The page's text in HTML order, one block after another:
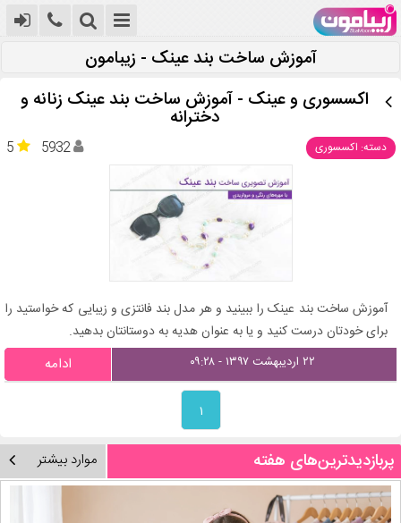
آموزش ساخت بند عینک - زیبامون
اکسسوری و عینک - آموزش ساخت بند عینک زنانه و
دخترانه
دسته: اکسسوری 5 5932
آموزش ساخت بند عینک را ببینید و هر مدل بند فانتزی و زیبایی که خواستید را
برای خودتان درست کنید و یا به عنوان هدیه به دوستانتان بدهید.
۲۲ اردیبهشت ۱۳۹۷ - ۰۹:۲۸ ادامه
۱
پربازدیدترین‌های هفته موارد بیشتر